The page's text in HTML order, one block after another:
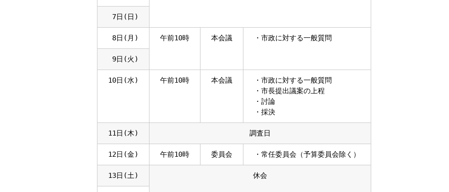
7日(日)
8日(月) 午前10時 本会議 ・市政に対する一般質問
9日(火)
10日(水) 午前10時 本会議
・市政に対する一般質問
・市長提出議案の上程
・討論
・採決
11日(木) 調査日
12日(金) 午前10時 委員会 ・常任委員会（予算委員会除く）
13日(土) 休会